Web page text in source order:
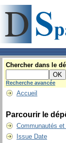
Chercher dans le
Recherche avancée
Accueil
Parcourir le
Communautés
Issue Date